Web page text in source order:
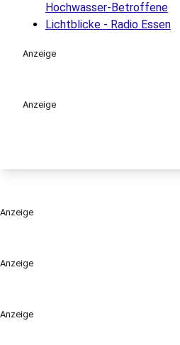
Anzeige
Anzeige
Hochwasser-Betroffene
Lichtblicke - Radio Essen
Anzeige
Anzeige
Anzeige